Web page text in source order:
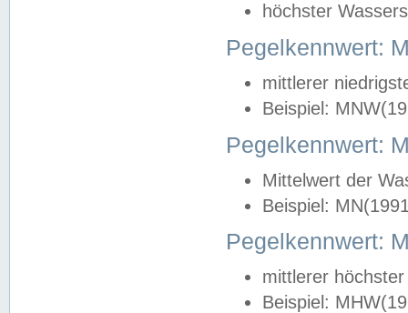
höchster
Pegelkennwert:
mittlerer
Beispiel:
Pegelkennwert:
Mittelwert der
Beispiel:
Pegelkennwert:
mittlerer
Beispiel: